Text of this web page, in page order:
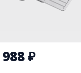
₽